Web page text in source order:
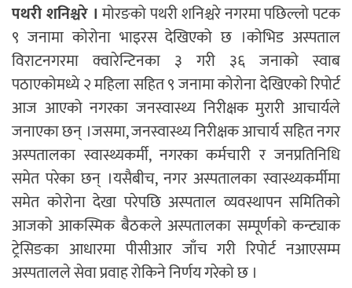
पथरी शनिश्चरे ।मोरङको पथरी शनिश्चरे नगरमा पछिल्लो पटक
९ जनामा कोरोना भाइरस देखिएको छ ।कोभिड अस्पताल
विराटनगरमा क्वारेन्टिनका ३ गरी ३६ जनाको स्वाब
पठाएकोमध्ये २ महिला सहित ९ जनामा कोरोना देखिएको रिपोर्ट
आज आएको नगरका जनस्वास्थ्य निरीक्षक मुरारी आचार्यले
जनाएका छन् ।जसमा, जनस्वास्थ्य निरीक्षक आचार्य सहित नगर
अस्पतालका स्वास्थ्यकर्मी, नगरका कर्मचारी र जनप्रतिनिधि
समेत परेका छन् ।यसैबीच, नगर अस्पतालका स्वास्थ्यकर्मीमा
समेत कोरोना देखा परेपछि अस्पताल व्यवस्थापन समितिको
आजको आकस्मिक बैठकले अस्पतालका सम्पूर्णको कन्ट्याक
ट्रेसिङका आधारमा पीसीआर जाँच गरी रिपोर्ट नआएसम्म
अस्पतालले सेवा प्रवाह रोकिने निर्णय गरेको छ ।